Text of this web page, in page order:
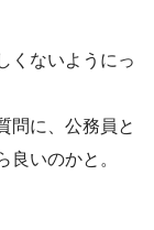
くないようにっ
問に、公務員と
いのかと。